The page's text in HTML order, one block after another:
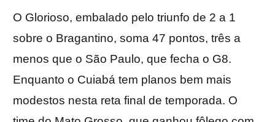
O Glorioso, embalado pelo triunfo de 2 a 1
sobre o Bragantino, soma 47 pontos, três a
menos que o São Paulo, que fecha o G8.
Enquanto o Cuiabá tem planos bem mais
modestos nesta reta final de temporada. O